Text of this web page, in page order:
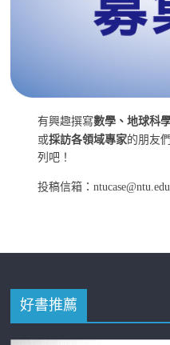
有興趣撰寫數學、地球科
或採訪各領域專家的朋友
列吧！
投稿信箱：
好書推薦